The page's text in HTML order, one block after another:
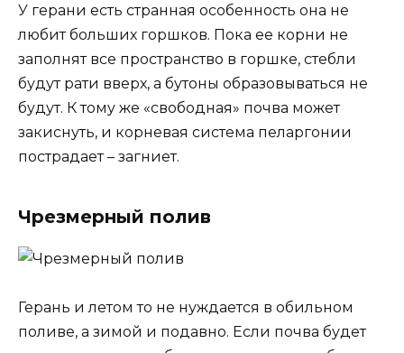
У герани есть странная особенность она не
любит больших горшков. Пока ее корни не
заполнят все пространство в горшке, стебли
будут рати вверх, а бутоны образовываться не
будут. К тому же «свободная» почва может
закиснуть, и корневая система пеларгонии
пострадает – загниет.
Чрезмерный полив
Герань и летом то не нуждается в обильном
поливе, а зимой и подавно. Если почва будет